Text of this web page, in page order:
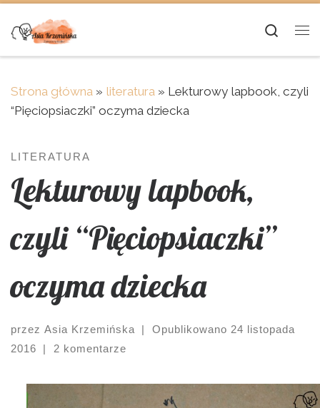
Skip to content
Strona główna » literatura » Lekturowy lapbook, czyli
“Pięciopsiaczki” oczyma dziecka
LITERATURA
Lekturowy lapbook,
czyli “Pięciopsiaczki”
oczyma dziecka
przez Asia Krzemińska | Opublikowano 24 listopada
2016
| 2 komentarze